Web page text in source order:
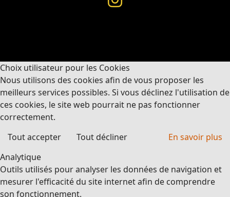
Choix utilisateur pour les Cookies
Nous utilisons des cookies afin de vous proposer les
meilleurs services possibles. Si vous déclinez l'utilisation de
ces cookies, le site web pourrait ne pas fonctionner
correctement.
Tout accepter
Tout décliner
En savoir plus
Analytique
Outils utilisés pour analyser les données de navigation et
mesurer l'efficacité du site internet afin de comprendre
son fonctionnement.